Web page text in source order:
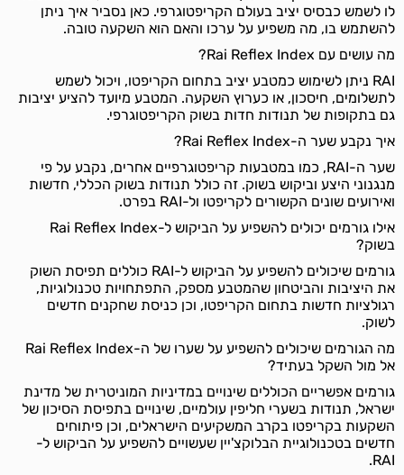
לו לשמש כבסיס יציב בעולם הקריפטוגרפי. כאן נסביר איך ניתן
להשתמש בו, מה משפיע על ערכו והאם הוא השקעה טובה.
מה עושים עם Rai Reflex Index?
RAI ניתן לשימוש כמטבע יציב בתחום הקריפטו, ויכול לשמש
לתשלומים, חיסכון, או כערוץ השקעה. המטבע מיועד להציע יציבות
גם בתקופות של תנודות חדות בשוק הקריפטוגרפי.
איך נקבע שער ה-Rai Reflex Index?
שער ה-RAI, כמו במטבעות קריפטוגרפיים אחרים, נקבע על פי
מנגנוני היצע וביקוש בשוק. זה כולל תנודות בשוק הכללי, חדשות
ואירועים שונים הקשורים לקריפטו ול-RAI בפרט.
אילו גורמים יכולים להשפיע על הביקוש ל-Rai Reflex Index
בשוק?
גורמים שיכולים להשפיע על הביקוש ל-RAI כוללים תפיסת השוק
את היציבות והביטחון שהמטבע מספק, התפתחויות טכנולוגיות,
רגולציות חדשות בתחום הקריפטו, וכן כניסת שחקנים חדשים
לשוק.
מה הגורמים שיכולים להשפיע על שערו של ה-Rai Reflex Index
אל מול השקל בעתיד?
גורמים אפשריים הכוללים שינויים במדיניות המוניטרית של מדינת
ישראל, תנודות בשערי חליפין עולמיים, שינויים בתפיסת הסיכון של
השקעות בקריפטו בקרב המשקיעים הישראלים, וכן פיתוחים
חדשים בטכנולוגיית הבלוקצ'יין שעשויים להשפיע על הביקוש ל-
RAI.